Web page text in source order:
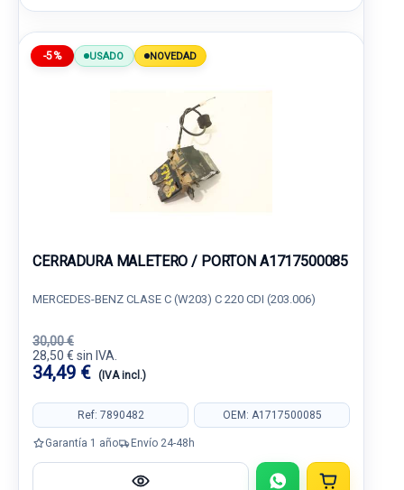
-5% USADO NOVEDAD
CERRADURA MALETERO / PORTON A1717500085
MERCEDES-BENZ CLASE C (W203) C 220 CDI (203.006)
30,00 €
28,50 € sin IVA.
34,49 € (IVA incl.)
Ref: 7890482 OEM: A1717500085
Garantía 1 año Envío 24-48h